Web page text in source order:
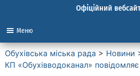
Офіційний
Меню
Обухівська міська рада > Новини
КП «Обухівводоканал» повідомляє